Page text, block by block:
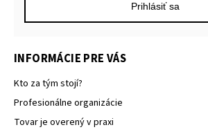
INFORMÁCIE PRE VÁS
Kto za tým stojí?
Profesionálne organizácie
Tovar je overený v praxi
Prihlásiť sa